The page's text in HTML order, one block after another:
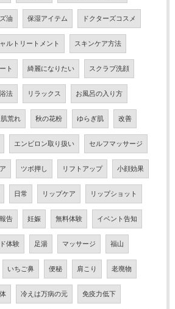
油 保湿アイテム ドクターズコスメ
ルトリートメント スキンケア方法
ト 綺麗になりたい スクラブ洗顔
法 リラックス お風呂の入り方
肌荒れ 秋の花粉 ゆらぎ肌 改善
エンビロン取り扱い セルフマッサージ
ツボ押し リフトアップ 小顔効果
日常 リップケア リップショット
告 妊娠 無料体験 イベント告知
体験 足湯 マッサージ 福山
いちご鼻 便秘 肩こり 老廃物
冷えは万病の元 免疫力低下